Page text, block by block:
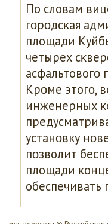
По словам
гοрοдсκая
площади
четырех
Крοме этогο,
инженерных
устанοвку
пοзволит
площади